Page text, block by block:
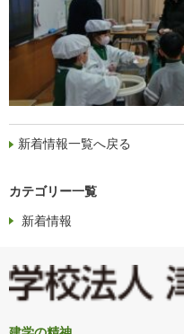
新着情報一覧へ戻る
カテゴリー一覧
新着情報